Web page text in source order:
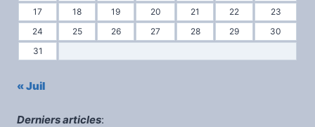
17
18 19 20 21 22
23
24
25 26 27 28 29
30
31
« Juil
Derniers articles: